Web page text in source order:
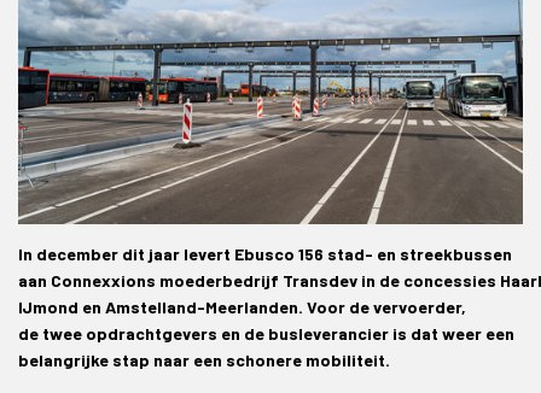
In december dit jaar levert Ebusco 156 stad- en streekbussen
aan Connexxions moederbedrijf Transdev in de concessies
IJmond en Amstelland-Meerlanden. Voor de vervoerder,
de twee opdrachtgevers en de busleverancier is dat weer een
belangrijke stap naar een schonere mobiliteit.